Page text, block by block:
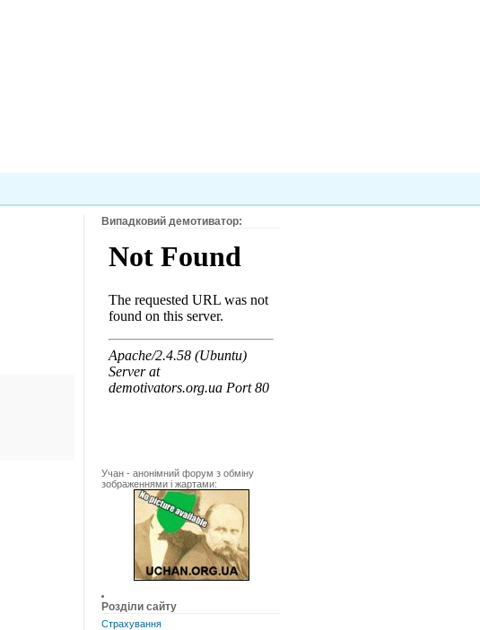
Випадковий демотиватор:
Учан - анонімний форум з обміну
зображеннями і жартами:
Розділи сайту
Страхування